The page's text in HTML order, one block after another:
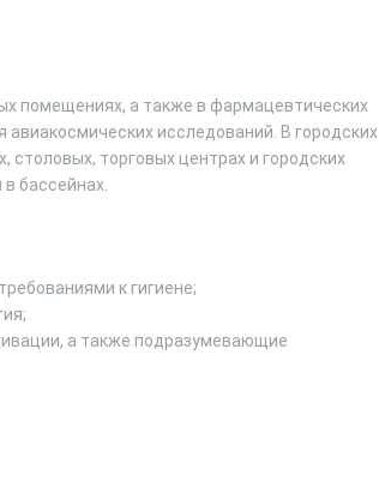
помещениях, а также в фармацевтических
исследований. В городских
столовых, торговых центрах и городских
бассейнах.
к гигиене;
а также подразумевающие